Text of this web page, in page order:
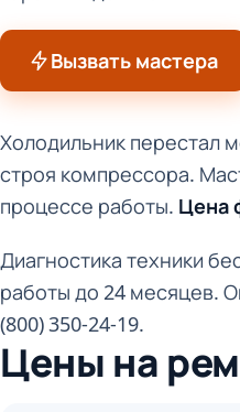
Вызвать мастера
Холодильник перестал
строя компрессора.
процессе работы. Цена
Диагностика техники
работы до 24 месяцев.
(800) 350-24-19.
Цены на